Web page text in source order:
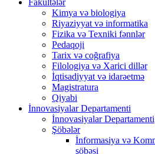
Fakültələr
Kimya və biologiya
Riyaziyyat və informatika
Fizika və Texniki fənnlər
Pedaqoji
Tarix və coğrafiya
Filologiya və Xarici dillər
İqtisadiyyat və idarəetmə
Magistratura
Qiyabi
İnnovasiyalar Departamenti
İnnovasiyalar Departamenti
Şöbələr
İnformasiya və
şöbəsi